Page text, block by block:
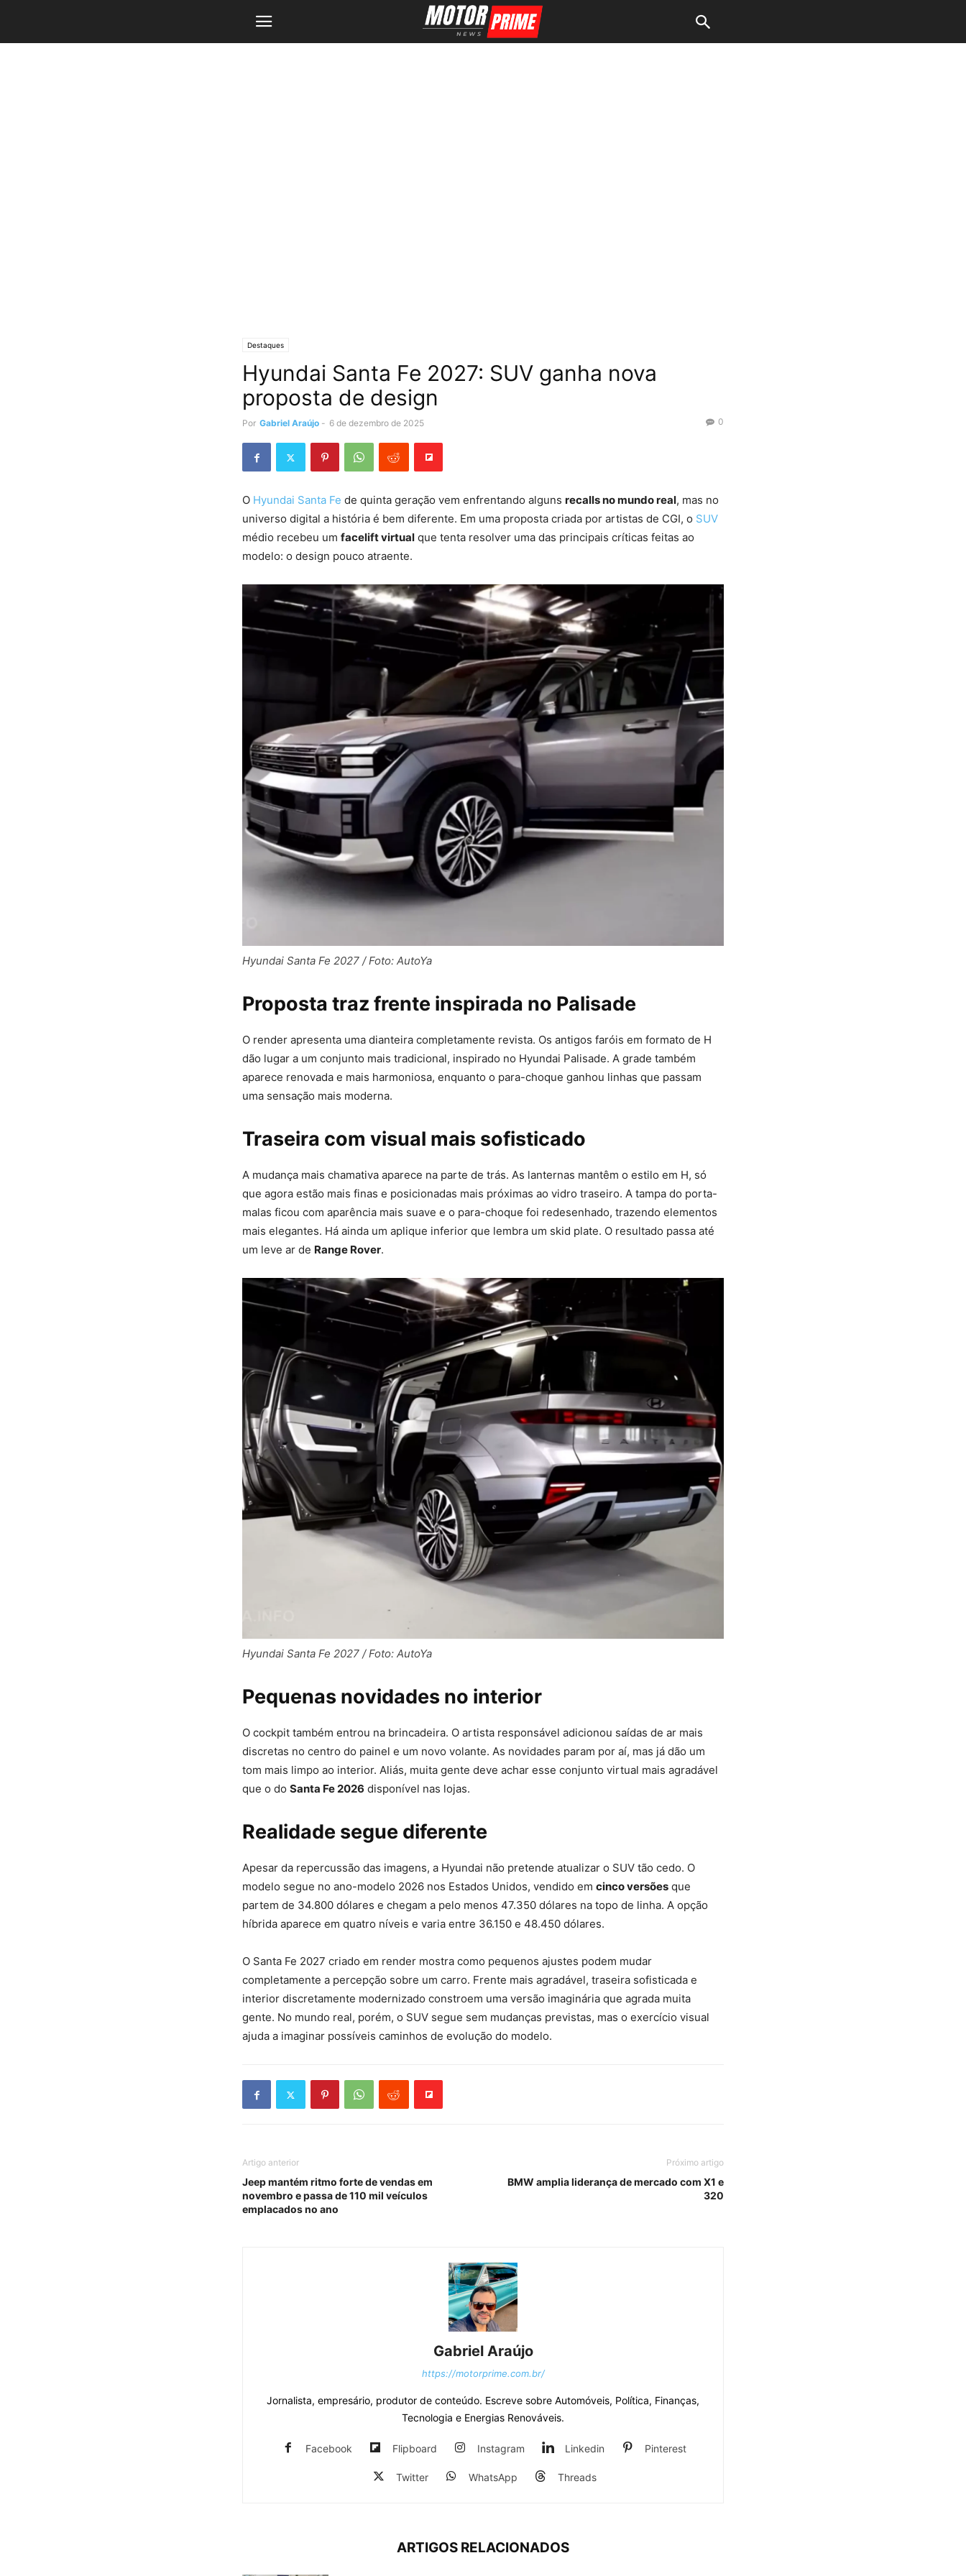
Destaques
Hyundai Santa Fe 2027: SUV ganha nova
proposta de design
Por Gabriel Araújo - 6 de dezembro de 2025 0
O Hyundai Santa Fe de quinta geração vem enfrentando alguns recalls no mundo real, mas no
universo digital a história é bem diferente. Em uma proposta criada por artistas de CGI, o SUV
médio recebeu um facelift virtual que tenta resolver uma das principais críticas feitas ao
modelo: o design pouco atraente.
Hyundai Santa Fe 2027 / Foto: AutoYa
Proposta traz frente inspirada no Palisade
O render apresenta uma dianteira completamente revista. Os antigos faróis em formato de H
dão lugar a um conjunto mais tradicional, inspirado no Hyundai Palisade. A grade também
aparece renovada e mais harmoniosa, enquanto o para-choque ganhou linhas que passam
uma sensação mais moderna.
Traseira com visual mais sofisticado
A mudança mais chamativa aparece na parte de trás. As lanternas mantêm o estilo em H, só
que agora estão mais finas e posicionadas mais próximas ao vidro traseiro. A tampa do porta-
malas ficou com aparência mais suave e o para-choque foi redesenhado, trazendo elementos
mais elegantes. Há ainda um aplique inferior que lembra um skid plate. O resultado passa até
um leve ar de Range Rover.
Hyundai Santa Fe 2027 / Foto: AutoYa
Pequenas novidades no interior
O cockpit também entrou na brincadeira. O artista responsável adicionou saídas de ar mais
discretas no centro do painel e um novo volante. As novidades param por aí, mas já dão um
tom mais limpo ao interior. Aliás, muita gente deve achar esse conjunto virtual mais agradável
que o do Santa Fe 2026 disponível nas lojas.
Realidade segue diferente
Apesar da repercussão das imagens, a Hyundai não pretende atualizar o SUV tão cedo. O
modelo segue no ano-modelo 2026 nos Estados Unidos, vendido em cinco versões que
partem de 34.800 dólares e chegam a pelo menos 47.350 dólares na topo de linha. A opção
híbrida aparece em quatro níveis e varia entre 36.150 e 48.450 dólares.
O Santa Fe 2027 criado em render mostra como pequenos ajustes podem mudar
completamente a percepção sobre um carro. Frente mais agradável, traseira sofisticada e
interior discretamente modernizado constroem uma versão imaginária que agrada muita
gente. No mundo real, porém, o SUV segue sem mudanças previstas, mas o exercício visual
ajuda a imaginar possíveis caminhos de evolução do modelo.
Artigo anterior
Jeep mantém ritmo forte de vendas em
novembro e passa de 110 mil veículos
emplacados no ano
Próximo artigo
BMW amplia liderança de mercado com X1 e
320
Gabriel Araújo
https://motorprime.com.br/
Jornalista, empresário, produtor de conteúdo. Escreve sobre Automóveis, Política, Finanças,
Tecnologia e Energias Renováveis.
Facebook Flipboard Instagram Linkedin Pinterest
Twitter WhatsApp Threads
ARTIGOS RELACIONADOS